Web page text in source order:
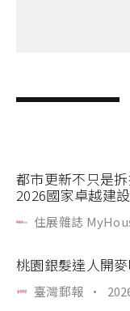
都市更新不只是
2026國家卓越建
住展雜誌
桃園銀髮達人開
臺灣郵報 ·